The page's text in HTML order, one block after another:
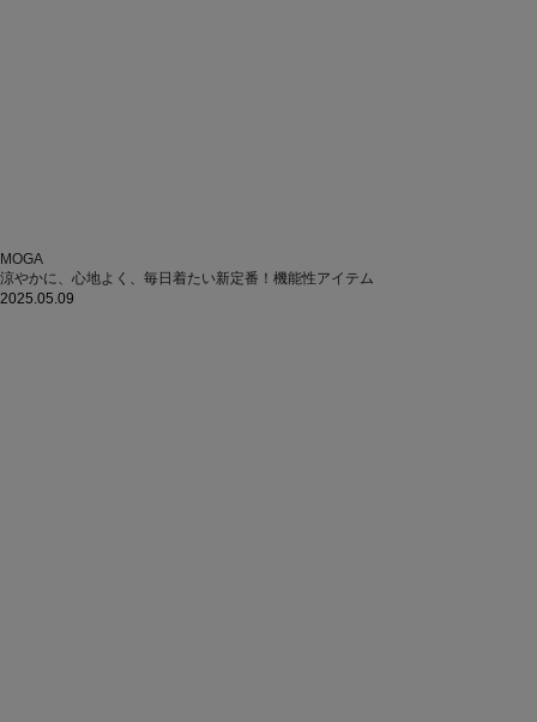
MOGA
涼やかに、心地よく、毎日着たい新定番！機能性アイテム
2025.05.09